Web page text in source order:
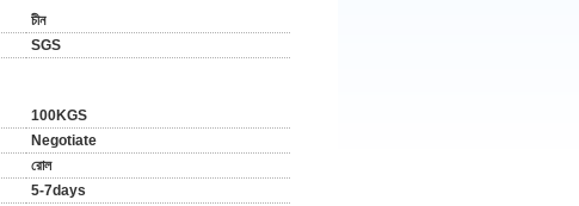
চীন
SGS
100KGS
Negotiate
রোল
5-7days